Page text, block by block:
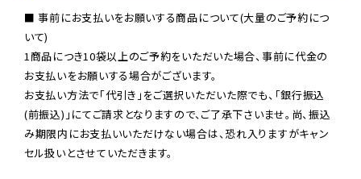
■ 事前にお支払いをお願いする商品について(大量のご予約につ
いて)
1商品につき10袋以上のご予約をいただいた場合、事前に代金の
お支払いをお願いする場合がございます。
お支払い方法で「代引き」をご選択いただいた際でも、「銀行振込
(前振込)」にてご請求となりますので、ご了承下さいませ。尚、振込
み期限内にお支払いいただけない場合は、恐れ入りますがキャン
セル扱いとさせていただきます。